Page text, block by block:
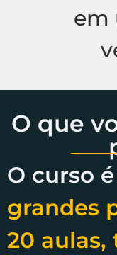
em
O que
O curso
grandes
20 aulas,